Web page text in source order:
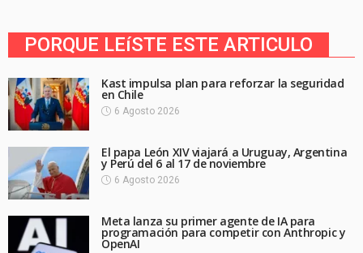
PORQUE LEíSTE ESTE ARTICULO
Kast impulsa plan para reforzar la seguridad
en Chile
6 Agosto 2026
El papa León XIV viajará a Uruguay, Argentina
y Perú del 6 al 17 de noviembre
6 Agosto 2026
Meta lanza su primer agente de IA para
programación para competir con Anthropic y
OpenAI